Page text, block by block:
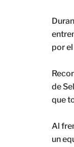
por
de
que
Al
un